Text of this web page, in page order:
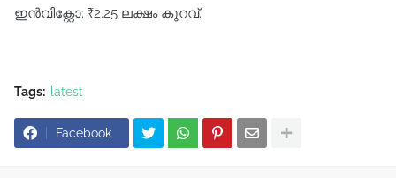
ഇൻവിക്റ്റോ: ₹2.25 ലക്ഷം കുറവ്.
Tags: latest
Facebook